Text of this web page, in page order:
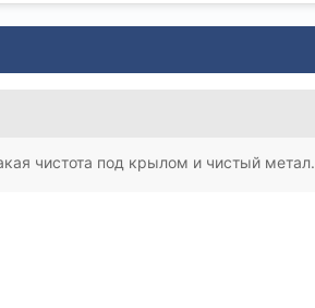
чистота под крылом и чистый